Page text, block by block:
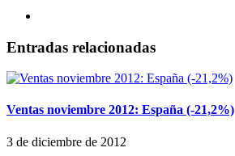
Entradas relacionadas
Ventas noviembre 2012: España (-21,2%)
3 de diciembre de 2012